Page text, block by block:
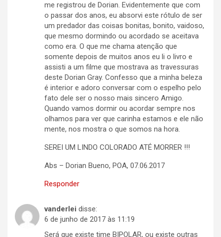
me registrou de Dorian. Evidentemente que com
o passar dos anos, eu absorvi este rótulo de ser
um predador das coisas bonitas, bonito, vaidoso,
que mesmo dormindo ou acordado se aceitava
como era. O que me chama atenção que
somente depois de muitos anos eu li o livro e
assisti a um filme que mostrava as travessuras
deste Dorian Gray. Confesso que a minha beleza
é interior e adoro conversar com o espelho pelo
fato dele ser o nosso mais sincero Amigo.
Quando vamos dormir ou acordar sempre nos
olhamos para ver que carinha estamos e ele não
mente, nos mostra o que somos na hora.
SEREI UM LINDO COLORADO ATÉ MORRER !!!
Abs – Dorian Bueno, POA, 07.06.2017
Responder
vanderlei disse:
6 de junho de 2017 às 11:19
Será que existe time BIPOLAR, ou existe outras